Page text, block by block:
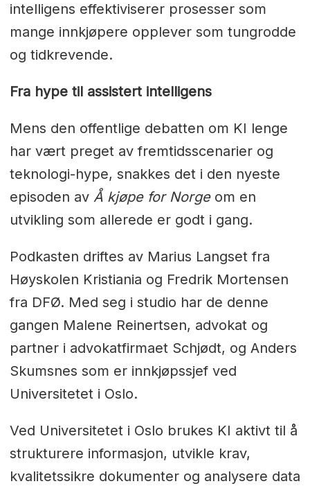
intelligens effektiviserer prosesser som
mange innkjøpere opplever som tungrodde
og tidkrevende.
Fra hype til assistert intelligens
Mens den offentlige debatten om KI lenge
har vært preget av fremtidsscenarier og
teknologi-hype, snakkes det i den nyeste
episoden av Å kjøpe for Norgeom en
utvikling som allerede er godt i gang.
Podkasten driftes av Marius Langset fra
Høyskolen Kristiania og Fredrik Mortensen
fra DFØ. Med seg i studio har de denne
gangen Malene Reinertsen, advokat og
partner i advokatfirmaet Schjødt, og Anders
Skumsnes som er innkjøpssjef ved
Universitetet i Oslo.
Ved Universitetet i Oslo brukes KI aktivt til å
strukturere informasjon, utvikle krav,
kvalitetssikre dokumenter og analysere data